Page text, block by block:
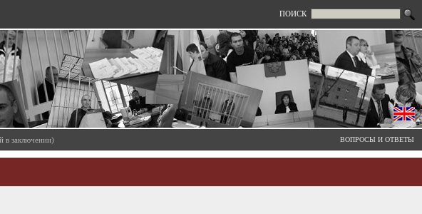
ПОИСК
в заключении) ВОПРОСЫ И ОТВЕТЫ